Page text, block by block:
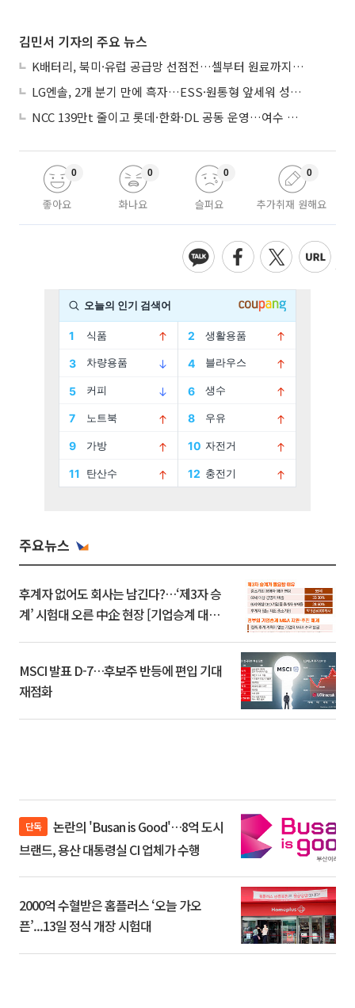
김민서 기자의 주요 뉴스
K배터리, 북미·유럽 공급망 선점전…셀부터 원료까지 현지화
LG엔솔, 2개 분기 만에 흑자…ESS·원통형 앞세워 성장 가속
NCC 139만t 줄이고 롯데·한화·DL 공동 운영…여수 1호 본궤도
좋아요
0
화나요
0
슬퍼요
0
추가취재 원해요
0
주요뉴스
후계자 없어도 회사는 남긴다?…‘제3자 승
계’ 시험대 오른 中企 현장 [기업승계 대전
MSCI 발표 D-7…후보주 반등에 편입 기대
재점화
단독
브랜드, 용산 대통령실 CI 업체가 수행
2000억 수혈받은 홈플러스 ‘오늘 가오
픈’...13일 정식 개장 시험대